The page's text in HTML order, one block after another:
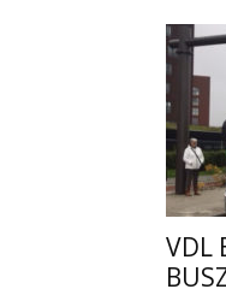
VDL